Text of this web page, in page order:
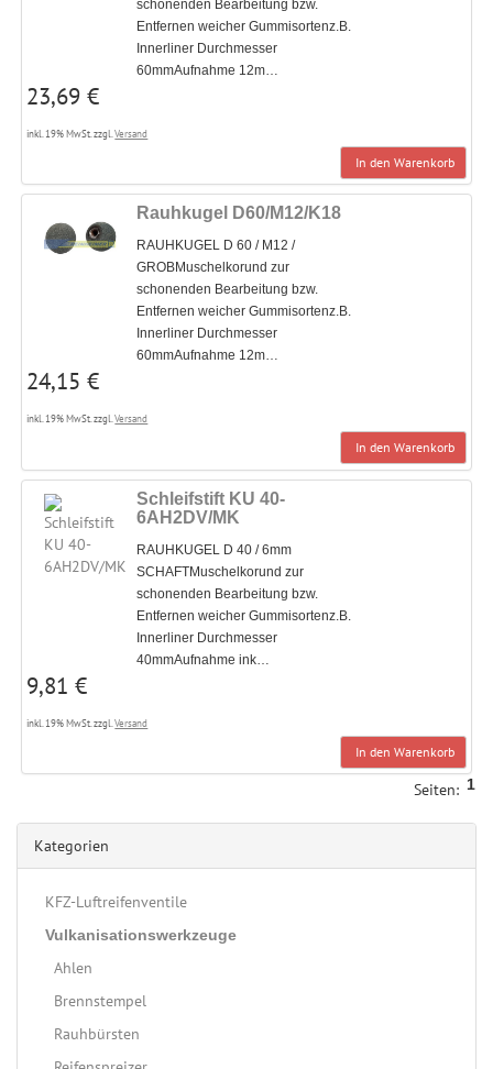
schonenden Bearbeitung bzw.
Entfernen weicher Gummisortenz.B.
Innerliner Durchmesser
60mmAufnahme 12m…
23,69 €
inkl. 19% MwSt. zzgl.Versand
In den Warenkorb
Rauhkugel D60/M12/K18
RAUHKUGEL D 60 / M12 /
GROBMuschelkorund zur
schonenden Bearbeitung bzw.
Entfernen weicher Gummisortenz.B.
Innerliner Durchmesser
60mmAufnahme 12m…
24,15 €
inkl. 19% MwSt. zzgl.Versand
In den Warenkorb
Schleifstift KU 40-
6AH2DV/MK
RAUHKUGEL D 40 / 6mm
SCHAFTMuschelkorund zur
schonenden Bearbeitung bzw.
Entfernen weicher Gummisortenz.B.
Innerliner Durchmesser
40mmAufnahme ink…
9,81 €
inkl. 19% MwSt. zzgl.Versand
In den Warenkorb
1
Seiten:
Kategorien
KFZ-Luftreifenventile
Vulkanisationswerkzeuge
Ahlen
Brennstempel
Rauhbürsten